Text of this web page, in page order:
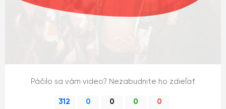
Páčilo sa vám video? Nezabudnite ho zdieľať
312 0 0 0 0